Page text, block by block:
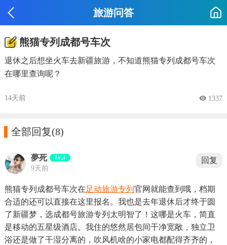
旅游问答
熊猫专列成都号车次
退休之后想坐火车去新疆旅游，不知道熊猫专列成都号车次
在哪里查询呢？
14天前  1337
全部回复(8)
夢死 Lv.3
9天前
回复
熊猫专列成都号车次在足动旅游专列 官网就能查到哦，档期
合适的还可以直接在这里报名。我也是去年退休后才终于圆
了新疆梦，选成都号旅游专列太明智了！这哪是火车，简直
是移动的五星级酒店。我住的悠然居包间干净宽敞，独立卫
浴还是做了干湿分离的，吹风机啥的小家电都配得齐齐的，